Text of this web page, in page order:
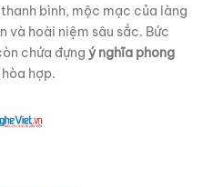
bình, mộc mạc của làng
và hoài niệm sâu sắc. Bức
chứa đựng ý nghĩa phong
hợp.